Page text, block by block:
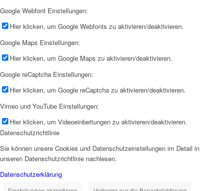
Google Webfont Einstellungen:
Hier klicken, um Google Webfonts zu aktivieren/deaktivieren.
Google Maps Einstellungen:
Hier klicken, um Google Maps zu aktivieren/deaktivieren.
Google reCaptcha Einstellungen:
Hier klicken, um Google reCaptcha zu aktivieren/deaktivieren.
Vimeo und YouTube Einstellungen:
Hier klicken, um Videoeinbettungen zu aktivieren/deaktivieren.
Datenschutzrichtlinie
Sie können unsere Cookies und Datenschutzeinstellungen im Detail in
unseren Datenschutzrichtlinie nachlesen.
Datenschutzerklärung